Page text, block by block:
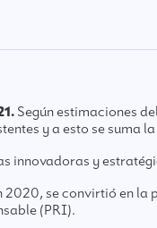
Según estimaciones
y a esto se
innovadoras y
2020, se convirtió en
(PRI).